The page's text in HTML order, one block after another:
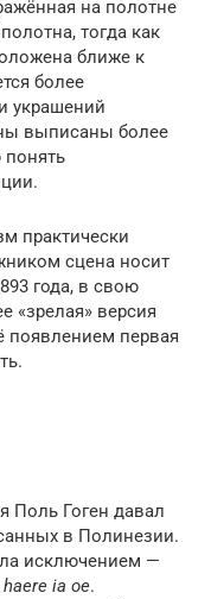
на полотне
тогда как
ближе к
более
украшений
выписаны более
понять
практически
сцена носит
года, в свою
«зрелая» версия
первая
Поль Гоген давал
в Полинезии.
исключением —
haere ia oe.